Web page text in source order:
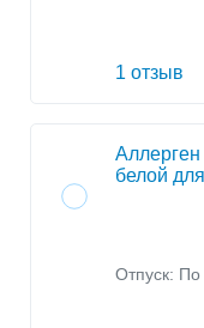
1 отзыв
белой
Отпуск: По